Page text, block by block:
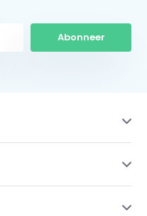
Abonneer